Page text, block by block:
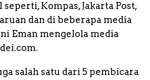
Kompas, Jakarta Post,
dan di beberapa media
Eman mengelola media
salah satu dari 5 pembicara